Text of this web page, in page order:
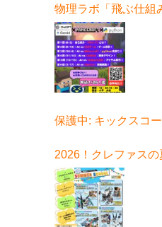
物理ラボ「飛ぶ仕組
まる！
保護中: キックスコ
2026！クレファスの